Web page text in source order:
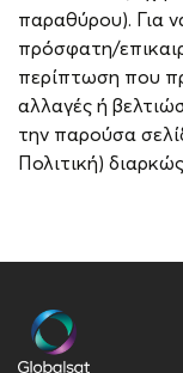
παραθύρου). Για
πρόσφατη/
περίπτωση που
αλλαγές ή
την παρούσα
Πολιτική)